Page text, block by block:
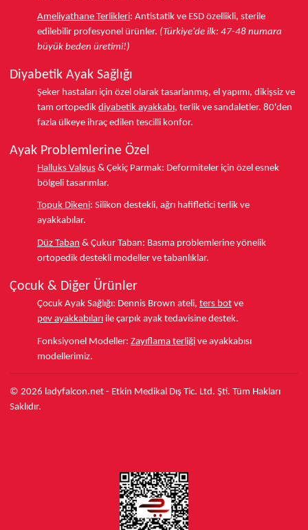
Ameliyathane Terlikleri: Antistatik ve ESD özellikli, sterile
edilebilir profesyonel ürünler. (Türkiye'de ilk: 47-48 numara
büyük beden üretimi!)
Diyabetik Ayak Sağlığı
Şeker hastaları için özel olarak tasarlanmış, el yapımı, dikişsiz ve
tam ortopedik diyabetik ayakkabı, terlik ve sandaletler. 80'den
fazla ülkeye ihraç edilen tescilli konfor.
Ayak Problemlerine Özel
Halluks Valgus & Çekiç Parmak: Deformiteler için özel esnek
bölgeli tasarımlar.
Topuk Dikeni: Silikon destekli, ağrı hafifletici terlik ve
ayakkabılar.
Düz Taban & Çukur Taban: Basma problemlerine yönelik
ortopedik destekli modeller ve tabanlıklar.
Çocuk & Diğer Ürünler
Çocuk Ayak Sağlığı: Dennis Brown ateli, ters bot ve
pev ayakkabıları ile çarpık ayak tedavisine destek.
Fonksiyonel Modeller: Zayıflama terliği ve ayakkabısı
modellerimiz.
© 2026 ladyfalcon.net - Etkin Medikal Dış Tic. Ltd. Şti. Tüm Hakları
Saklıdır.